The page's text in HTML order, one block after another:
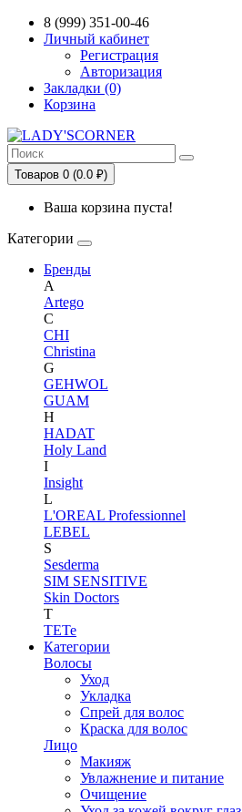
Сервис сравнения цен в Беларуси
8 (999) 351-00-46
Личный кабинет
Регистрация
Авторизация
Закладки (0)
Корзина
Товаров 0 (0.0 ₽)
Ваша корзина пуста!
Категории
Бренды
A
Artego
C
CHI
Christina
G
GEHWOL
GUAM
H
HADAT
Holy Land
I
Insight
L
L'OREAL Professionnel
LEBEL
S
Sesderma
SIM SENSITIVE
Skin Doctors
T
TETe
Категории
Волосы
Уход
Укладка
Спрей для волос
Краска для волос
Лицо
Макияж
Увлажнение и питание
Очищение